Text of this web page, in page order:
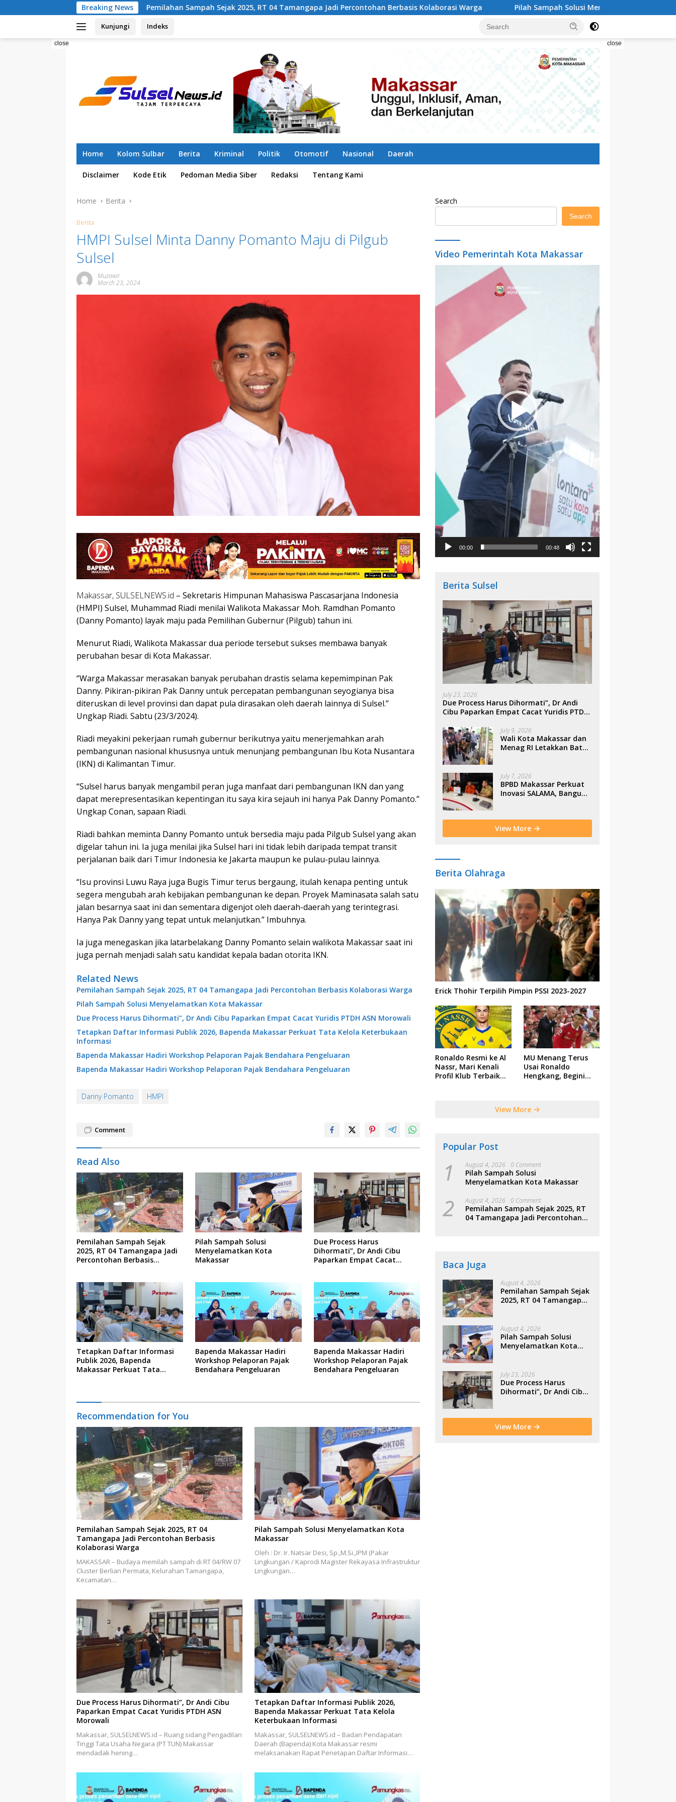
to
Breaking News
Pemilahan Sampah Sejak 2025, RT 04 Tamangapa Jadi Percontohan Berbasis Kolaborasi Warga Pilah Sampah Solusi Menyelamatkan Kota Makassar
Kunjungi Indeks
close close
Home Kolom Sulbar Berita Kriminal Politik Otomotif Nasional Daerah
Disclaimer Kode Etik Pedoman Media Siber Redaksi Tentang Kami
Home Berita
Berita
HMPI Sulsel Minta Danny Pomanto Maju di Pilgub
Sulsel
Muzawir
March 23, 2024
Makassar, SULSELNEWS.id – Sekretaris Himpunan Mahasiswa Pascasarjana Indonesia
(HMPI) Sulsel, Muhammad Riadi menilai Walikota Makassar Moh. Ramdhan Pomanto
(Danny Pomanto) layak maju pada Pemilihan Gubernur (Pilgub) tahun ini.
Menurut Riadi, Walikota Makassar dua periode tersebut sukses membawa banyak
perubahan besar di Kota Makassar.
“Warga Makassar merasakan banyak perubahan drastis selama kepemimpinan Pak
Danny. Pikiran-pikiran Pak Danny untuk percepatan pembangunan seyogianya bisa
diteruskan di level provinsi dan dapat pula dirasakan oleh daerah lainnya di Sulsel.”
Ungkap Riadi. Sabtu (23/3/2024).
Riadi meyakini pekerjaan rumah gubernur berikutnya yaitu menerjemahkan arah
pembangunan nasional khususnya untuk menunjang pembangunan Ibu Kota Nusantara
(IKN) di Kalimantan Timur.
“Sulsel harus banyak mengambil peran juga manfaat dari pembangunan IKN dan yang
dapat merepresentasikan kepentingan itu saya kira sejauh ini hanya Pak Danny Pomanto.”
Ungkap Conan, sapaan Riadi.
Riadi bahkan meminta Danny Pomanto untuk bersedia maju pada Pilgub Sulsel yang akan
digelar tahun ini. Ia juga menilai jika Sulsel hari ini tidak lebih daripada tempat transit
perjalanan baik dari Timur Indonesia ke Jakarta maupun ke pulau-pulau lainnya.
“Isu provinsi Luwu Raya juga Bugis Timur terus bergaung, itulah kenapa penting untuk
segera mengubah arah kebijakan pembangunan ke depan. Proyek Maminasata salah satu
jalan besarnya saat ini dan sementara digenjot oleh daerah-daerah yang terintegrasi.
Hanya Pak Danny yang tepat untuk melanjutkan.” Imbuhnya.
Ia juga menegaskan jika latarbelakang Danny Pomanto selain walikota Makassar saat ini
juga pernah menjadi salah satu kandidat kepala badan otorita IKN.
Related News
Pemilahan Sampah Sejak 2025, RT 04 Tamangapa Jadi Percontohan Berbasis Kolaborasi Warga
Pilah Sampah Solusi Menyelamatkan Kota Makassar
Due Process Harus Dihormati”, Dr Andi Cibu Paparkan Empat Cacat Yuridis PTDH ASN Morowali
Tetapkan Daftar Informasi Publik 2026, Bapenda Makassar Perkuat Tata Kelola Keterbukaan
Informasi
Bapenda Makassar Hadiri Workshop Pelaporan Pajak Bendahara Pengeluaran
Bapenda Makassar Hadiri Workshop Pelaporan Pajak Bendahara Pengeluaran
Danny Pomanto HMPI
Comment
Read Also
Pemilahan Sampah Sejak
2025, RT 04 Tamangapa Jadi
Percontohan Berbasis
Pilah Sampah Solusi
Menyelamatkan Kota
Makassar
Due Process Harus
Dihormati”, Dr Andi Cibu
Paparkan Empat Cacat
Tetapkan Daftar Informasi
Publik 2026, Bapenda
Makassar Perkuat Tata
Bapenda Makassar Hadiri
Workshop Pelaporan Pajak
Bendahara Pengeluaran
Bapenda Makassar Hadiri
Workshop Pelaporan Pajak
Bendahara Pengeluaran
Recommendation for You
Pemilahan Sampah Sejak 2025, RT 04
Tamangapa Jadi Percontohan Berbasis
Kolaborasi Warga
MAKASSAR – Budaya memilah sampah di RT 04/RW 07
Cluster Berlian Permata, Kelurahan Tamangapa,
Kecamatan…
Pilah Sampah Solusi Menyelamatkan Kota
Makassar
Oleh : Dr. Ir. Natsar Desi, Sp.,M.Si.,IPM (Pakar
Lingkungan / Kaprodi Magister Rekayasa Infrastruktur
Lingkungan…
Due Process Harus Dihormati”, Dr Andi Cibu
Paparkan Empat Cacat Yuridis PTDH ASN
Morowali
Makassar, SULSELNEWS.id – Ruang sidang Pengadilan
Tinggi Tata Usaha Negara (PT TUN) Makassar
mendadak hening…
Tetapkan Daftar Informasi Publik 2026,
Bapenda Makassar Perkuat Tata Kelola
Keterbukaan Informasi
Makassar, SULSELNEWS.id – Badan Pendapatan
Daerah (Bapenda) Kota Makassar resmi
melaksanakan Rapat Penetapan Daftar Informasi…
Search
Search
Video Pemerintah Kota Makassar
00:00 00:48
Berita Sulsel
July 23, 2026
Due Process Harus Dihormati”, Dr Andi
Cibu Paparkan Empat Cacat Yuridis PTDH
July 9, 2026
Wali Kota Makassar dan
Menag RI Letakkan Batu
BTP
July 7, 2026
BPBD Makassar Perkuat
Inovasi SALAMA, Bangun
View More
Berita Olahraga
Erick Thohir Terpilih Pimpin PSSI 2023-2027
Ronaldo Resmi ke Al
Nassr, Mari Kenali
Profil Klub Terbaik
MU Menang Terus
Usai Ronaldo
Hengkang, Begini
View More
Popular Post
1 August 4, 2026 0 Comment
Pilah Sampah Solusi
Menyelamatkan Kota Makassar
2 August 4, 2026 0 Comment
Pemilahan Sampah Sejak 2025, RT
04 Tamangapa Jadi Percontohan
Baca Juga
August 4, 2026
Pemilahan Sampah Sejak
2025, RT 04 Tamangapa
Warga
August 4, 2026
Pilah Sampah Solusi
Menyelamatkan Kota
July 23, 2026
Due Process Harus
Dihormati”, Dr Andi Cibu
Morowali
View More